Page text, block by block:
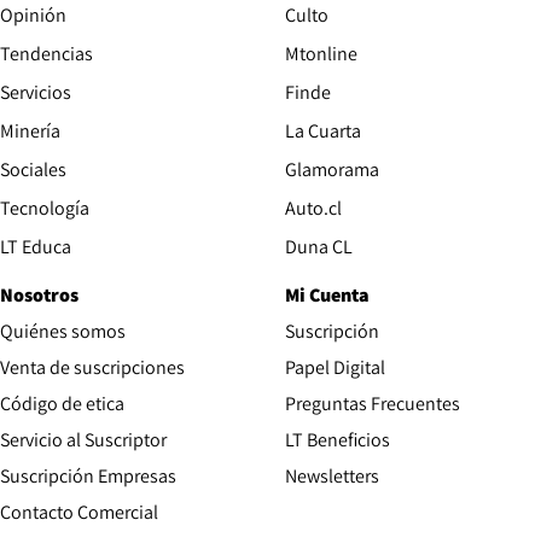
Opinión
Tendencias
Servicios
Minería
Sociales
Tecnología
LT Educa
Culto
Mtonline
Finde
La Cuarta
Glamorama
Auto.cl
Duna CL
Nosotros
Quiénes somos
Venta de suscripciones
Código de etica Opens in new window
Servicio al Suscriptor
Suscripción Empresas
Contacto Comercial
Mi Cuenta
Suscripción
Papel Digital
Preguntas Frecuentes
LT Beneficios
Newsletters